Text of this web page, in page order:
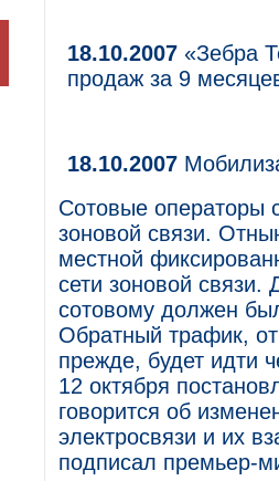
18.10.2007 «Зебра
продаж за 9
18.10.2007
Сотовые операторы
зоновой связи.
местной
сети зоновой связи.
сотовому должен
Обратный трафик, от
прежде, будет идти
12 октября
говорится об
электросвязи и их
подписал премьер-